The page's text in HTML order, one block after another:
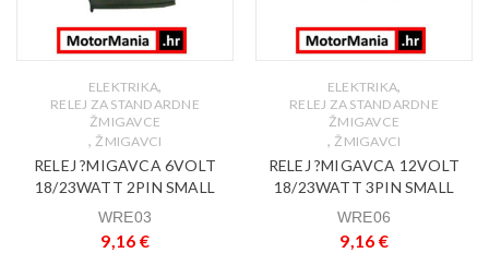
ELEKTRIKA,
RELEJ ZA STANDARDNE
ŽMIGAVCE
,ŽMIGAVCI
RELEJ ?MIGAVCA 6VOLT
18/23WATT 2PIN SMALL
WRE03
9,16 €
ELEKTRIKA,
RELEJ ZA STANDARDNE
ŽMIGAVCE
,ŽMIGAVCI
RELEJ ?MIGAVCA 12VOLT
18/23WATT 3PIN SMALL
WRE06
9,16 €